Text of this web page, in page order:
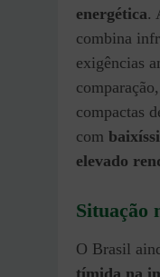
energética.
combina
exigências
compactas
com
elevado
Situação
O Brasil
tímida na